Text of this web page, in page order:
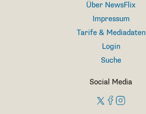
Über NewsFlix
Impressum
Tarife & Mediadaten
Login
Suche
Social Media